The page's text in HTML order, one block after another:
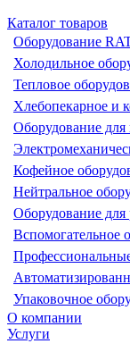
Каталог товаров
Оборудование
Холодильное
Тепловое
Хлебопекарное и
Оборудование для
Кофейное
Нейтральное
Оборудование
Вспомогательное
Упаковочное
О компании
Услуги